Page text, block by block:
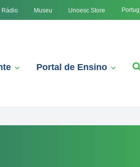
Rádio Museu Unoesc Store
Portal de Ensino